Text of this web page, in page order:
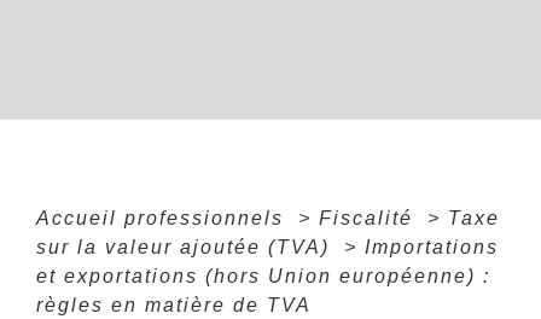
Accueil professionnels > Fiscalité > Taxe
sur la valeur ajoutée (TVA)
> Importations
et exportations (hors Union européenne) :
règles en matière de TVA